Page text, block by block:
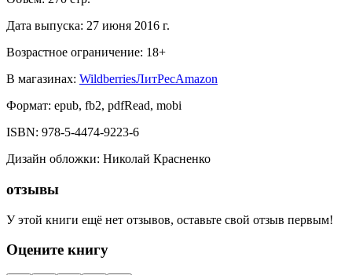
Дата выпуска: 27 июня 2016 г.
Возрастное ограничение: 18+
В магазинах: WildberriesЛитРесAmazon
Формат: epub, fb2, pdfRead, mobi
ISBN: 978-5-4474-9223-6
Дизайн обложки: Николай Красненко
отзывы
У этой книги ещё нет отзывов, оставьте свой отзыв первым!
Оцените книгу